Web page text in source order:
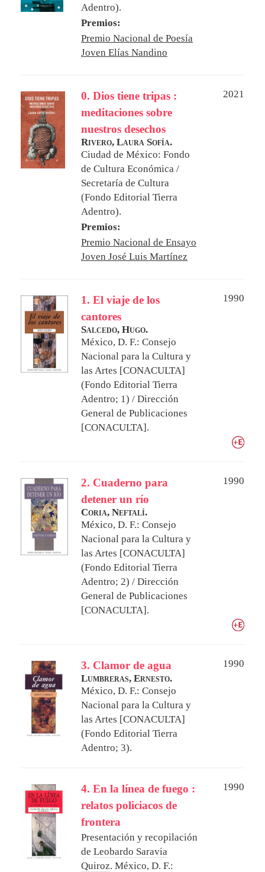
Adentro).
Premios:
Premio Nacional de Poesía
Joven Elías Nandino
0. Dios tiene tripas :
meditaciones sobre
nuestros desechos
2021
Rivero, Laura Sofía.
Ciudad de México: Fondo
de Cultura Económica /
Secretaría de Cultura
(Fondo Editorial Tierra
Adentro).
Premios:
Premio Nacional de Ensayo
Joven José Luis Martínez
1. El viaje de los
cantores
1990
Salcedo, Hugo.
México, D. F.: Consejo
Nacional para la Cultura y
las Artes [CONACULTA]
(Fondo Editorial Tierra
Adentro; 1) / Dirección
General de Publicaciones
[CONACULTA].
2. Cuaderno para
detener un río
1990
Coria, Neftalí.
México, D. F.: Consejo
Nacional para la Cultura y
las Artes [CONACULTA]
(Fondo Editorial Tierra
Adentro; 2) / Dirección
General de Publicaciones
[CONACULTA].
3. Clamor de agua
1990
Lumbreras, Ernesto.
México, D. F.: Consejo
Nacional para la Cultura y
las Artes [CONACULTA]
(Fondo Editorial Tierra
Adentro; 3).
4. En la línea de fuego :
relatos policiacos de
frontera
1990
Presentación y recopilación
de Leobardo Saravia
Quiroz. México, D. F.: